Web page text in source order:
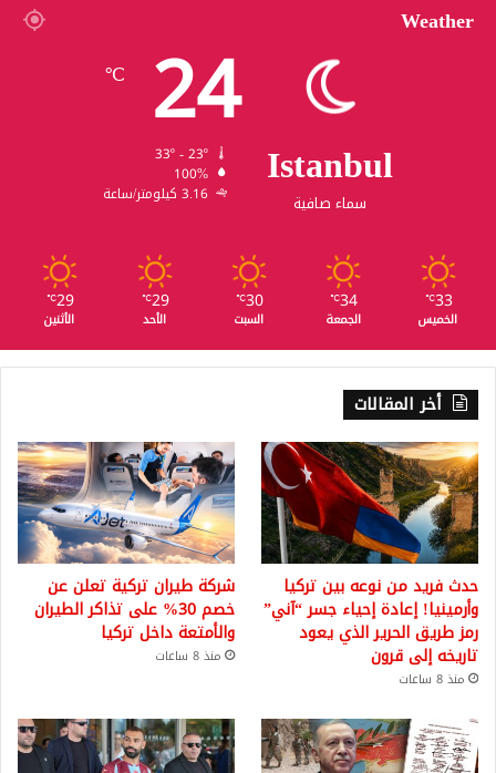
Weather
Istanbul
سماء صافية
24
℃
100%
3.16 كيلومتر/ساعة
33
℃
الخميس
34
℃
الجمعة
30
℃
السبت
29
℃
الأحد
29
℃
الأثنين
أخر المقالات
حدث فريد من نوعه بين تركيا
وأرمينيا! إعادة إحياء جسر “آني”
رمز طريق الحرير الذي يعود
تاريخه إلى قرون
منذ 8 ساعات
شركة طيران تركية تعلن عن
خصم 30% على تذاكر الطيران
والأمتعة داخل تركيا
منذ 8 ساعات